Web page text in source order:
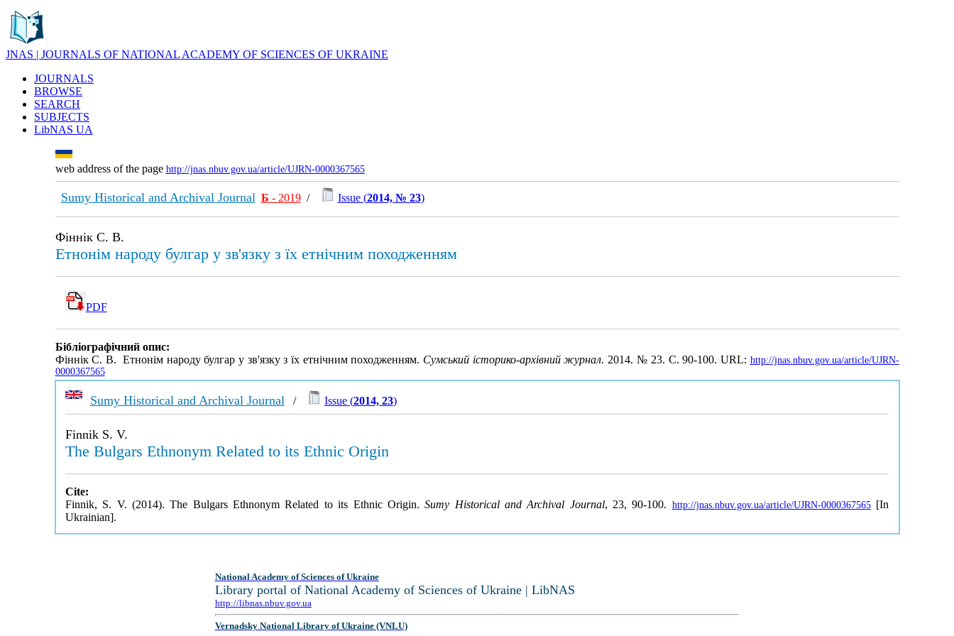
JNAS | JOURNALS OF NATIONAL ACADEMY OF SCIENCES OF UKRAINE
JOURNALS
BROWSE
SEARCH
SUBJECTS
LibNAS UA
web address of the page http://jnas.nbuv.gov.ua/article/UJRN-0000367565
Sumy Historical and Archival Journal Б - 2019/ Issue (2014, № 23)
Фіннік С. В.
Етнонім народу булгар у зв'язку з їх етнічним походженням
PDF
Бібліографічний опис:
Фіннік С. В. Етнонім народу булгар у зв'язку з їх етнічним походженням. Сумський історико-архівний журнал. 2014. № 23. С. 90-100. URL: http://jnas.nbuv.gov.ua/article/UJRN-
0000367565
Sumy Historical and Archival Journal / Issue (2014, 23)
Finnik S. V.
The Bulgars Ethnonym Related to its Ethnic Origin
Cite:
Finnik, S. V. (2014). The Bulgars Ethnonym Related to its Ethnic Origin.Sumy Historical and Archival Journal, 23, 90-100. http://jnas.nbuv.gov.ua/article/UJRN-0000367565[In
Ukrainian].
National Academy of Sciences of Ukraine
Library portal of National Academy of Sciences of Ukraine | LibNAS
http://libnas.nbuv.gov.ua
Vernadsky National Library of Ukraine (VNLU)